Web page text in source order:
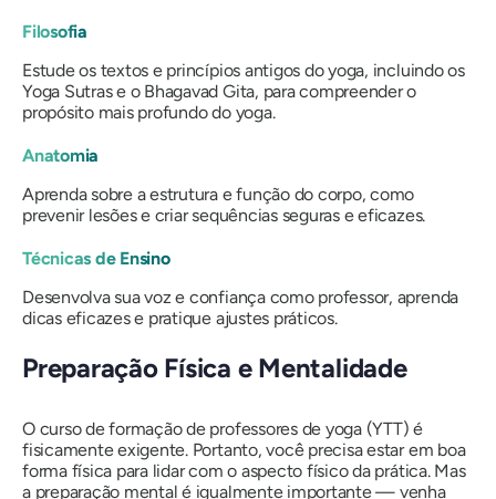
Filosofia
Estude os textos e princípios antigos do yoga, incluindo os
Yoga Sutras e o Bhagavad Gita, para compreender o
propósito mais profundo do yoga.
Anatomia
Aprenda sobre a estrutura e função do corpo, como
prevenir lesões e criar sequências seguras e eficazes.
Técnicas de Ensino
Desenvolva sua voz e confiança como professor, aprenda
dicas eficazes e pratique ajustes práticos.
Preparação Física e Mentalidade
O curso de formação de professores de yoga (YTT) é
fisicamente exigente. Portanto, você precisa estar em boa
forma física para lidar com o aspecto físico da prática. Mas
a preparação mental é igualmente importante — venha